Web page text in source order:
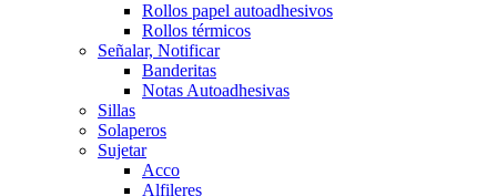
Rollos papel autoadhesivos
Rollos térmicos
Señalar, Notificar
Banderitas
Notas Autoadhesivas
Sillas
Solaperos
Sujetar
Acco
Alfileres